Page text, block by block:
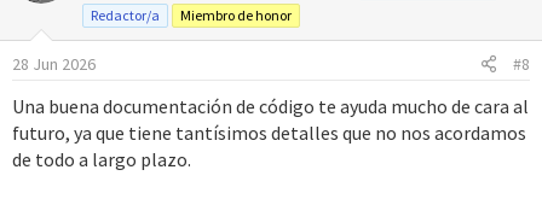
e
:
Redactor/a
Miembro de honor
28 Jun 2026 #8
Una buena documentación de código te ayuda mucho de cara al
futuro, ya que tiene tantísimos detalles que no nos acordamos
de todo a largo plazo.